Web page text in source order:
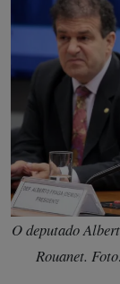
O deputado
Rouanet.